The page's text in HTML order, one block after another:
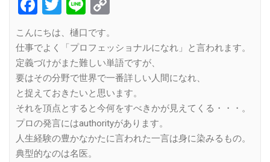
こんにちは、樋口です。
仕事でよく「プロフェッショナルになれ」と言われます。
定義づけがまた難しい単語ですが、
要はその分野で世界で一番詳しい人間になれ、
と捉えておきたいと思います。
それを頂点とすると今何をすべきかが見えてくる・・・。
プロの発言にはauthorityがあります。
人生経験の豊かなかたに言われた一言は身に染みるもの。
典型的なのは名医。